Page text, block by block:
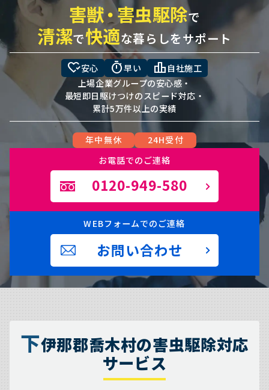
害獣・害虫駆除で
清潔で快適な暮らしをサポート
heart_check安心 timer早い leaderboard 自社施工
上場企業グループの安心感・
最短即日駆けつけのスピード対応・
累計5万件以上の実績
年中無休
24H受付
お電話でのご連絡
0120-949-580
WEBフォームでのご連絡
お問い合わせ
下伊那郡喬木村の害虫駆除対応
サービス